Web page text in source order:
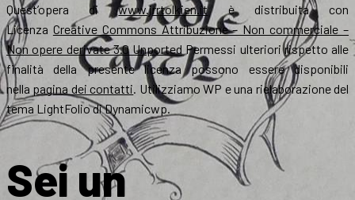
Quest’opera diwww.jrrtolkien.itè distribuita con
Licenza Creative Commons Attribuzione – Non commerciale –
Non opere derivate 3.0 Unported Permessi ulteriori rispetto alle
finalità della presente licenza possono essere disponibili
nella pagina dei contatti. Utilizziamo WP e una rielaborazione del
tema LightFolio di Dynamicwp.
Sei un